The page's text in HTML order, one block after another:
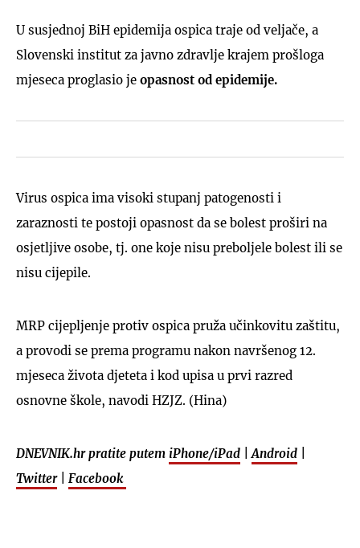
U susjednoj BiH epidemija ospica traje od veljače, a
Slovenski institut za javno zdravlje krajem prošloga
mjeseca proglasio je opasnost od epidemije.
Virus ospica ima visoki stupanj patogenosti i
zaraznosti te postoji opasnost da se bolest proširi na
osjetljive osobe, tj. one koje nisu preboljele bolest ili se
nisu cijepile.
MRP cijepljenje protiv ospica pruža učinkovitu zaštitu,
a provodi se prema programu nakon navršenog 12.
mjeseca života djeteta i kod upisa u prvi razred
osnovne škole, navodi HZJZ. (Hina)
DNEVNIK.hr pratite putem iPhone/iPad Android
Twitter| Facebook